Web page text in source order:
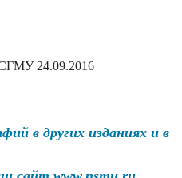
24.09.2016
в других изданиях и в